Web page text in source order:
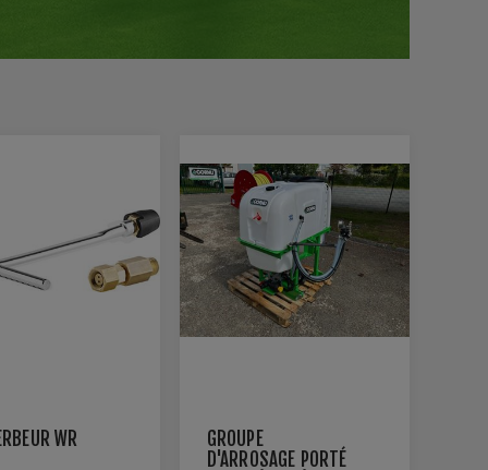
WR
GROUPE
D'ARROSAGE PORTÉ